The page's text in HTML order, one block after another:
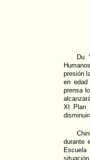
Du
presión
en
prensa
XI Plan
durante